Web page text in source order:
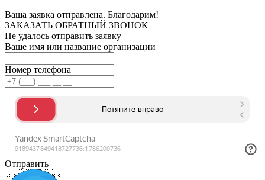
Ваша заявка отправлена. Благодарим!
ЗАКАЗАТЬ ОБРАТНЫЙ ЗВОНОК
Не удалось отправить заявку
Ваше имя или название организации
Номер телефона
Отправить